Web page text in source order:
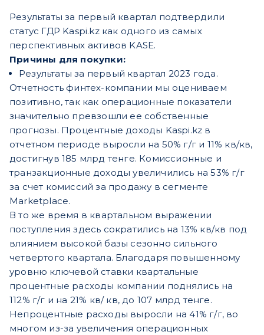
Результаты за первый квартал подтвердили
статус ГДР Kaspi.kz как одного из самых
перспективных активов KASE.
Причины для покупки:
Результаты за первый квартал 2023 года.
Отчетность финтех-компании мы оцениваем
позитивно, так как операционные показатели
значительно превзошли ее собственные
прогнозы. Процентные доходы Kaspi.kz в
отчетном периоде выросли на 50% г/г и 11% кв/кв,
достигнув 185 млрд тенге. Комиссионные и
транзакционные доходы увеличились на 53% г/г
за счет комиссий за продажу в сегменте
Marketplace.
В то же время в квартальном выражении
поступления здесь сократились на 13% кв/кв под
влиянием высокой базы сезонно сильного
четвертого квартала. Благодаря повышенному
уровню ключевой ставки квартальные
процентные расходы компании поднялись на
112% г/г и на 21% кв/ кв, до 107 млрд тенге.
Непроцентные расходы выросли на 41% г/г, во
многом из-за увеличения операционных